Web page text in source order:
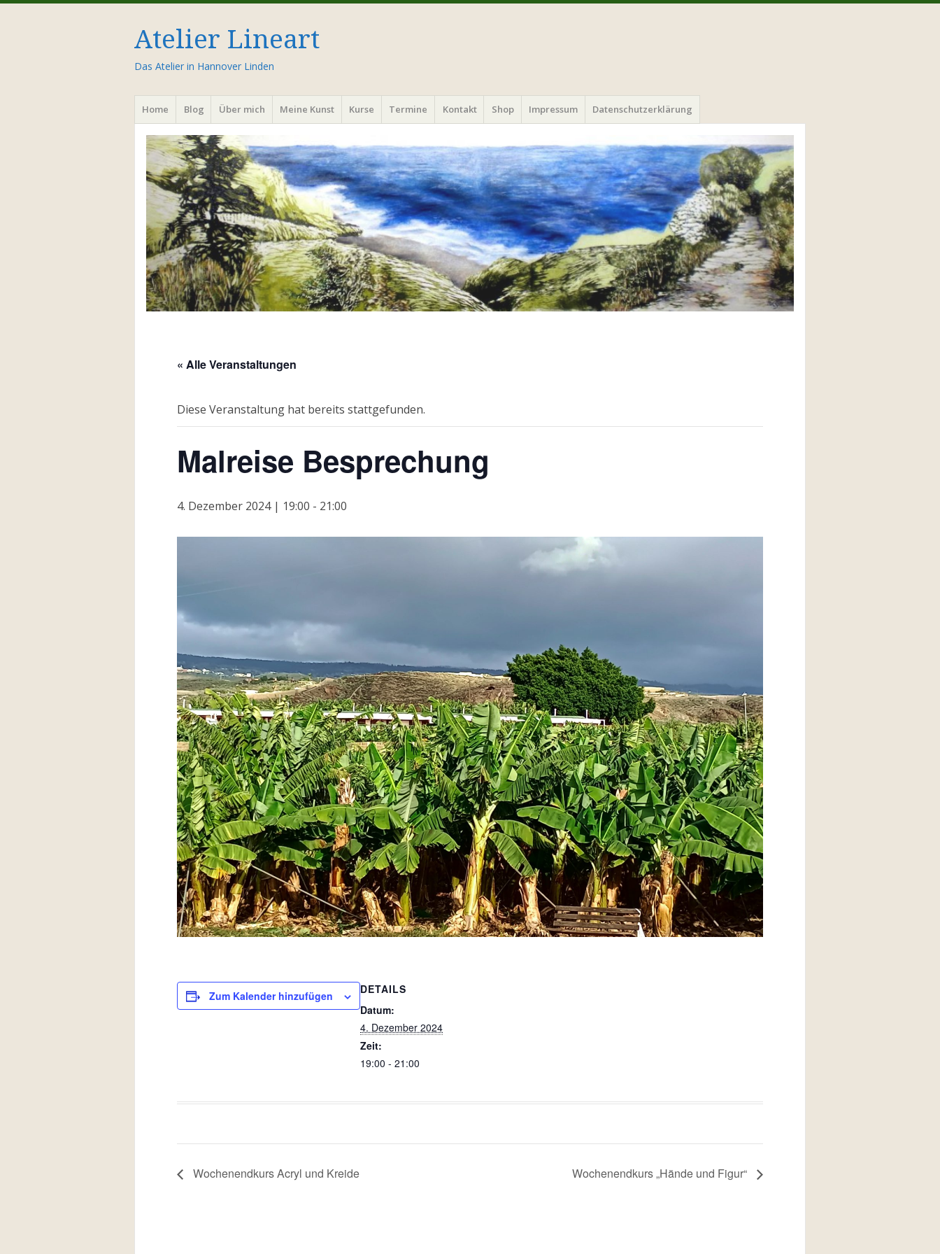
Atelier Lineart
Das Atelier in Hannover Linden
Menü
Zum
Inhalt
springen
Home Blog Über mich Meine Kunst Kurse Termine Kontakt Shop Impressum Datenschutzerklärung
« Alle Veranstaltungen
Diese Veranstaltung hat bereits stattgefunden.
Malreise Besprechung
4. Dezember 2024 | 19:00 - 21:00
Zum Kalender hinzufügen
DETAILS
Datum:
4. Dezember 2024
Zeit:
19:00 - 21:00
Wochenendkurs Acryl und Kreide Wochenendkurs „Hände und Figur“